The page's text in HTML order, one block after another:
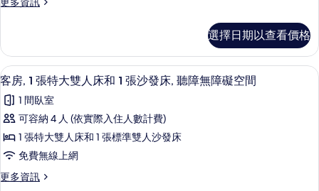
特
雙
人
床
和
1
張
沙
發
1
張
特
雙
人
和
沙
選擇日期以查看價格
顯
示
客
房,
1
張
特
客房內保險箱、書桌、筆電工作空間
7
客房, 1 張特大雙人床和 1 張沙發床, 聽障無障礙空間
1 間臥室
可容納 4 人 (依實際入住人數計費)
1 張特大雙人床和 1 張標準雙人沙發床
免費無線上網
更多資訊
更